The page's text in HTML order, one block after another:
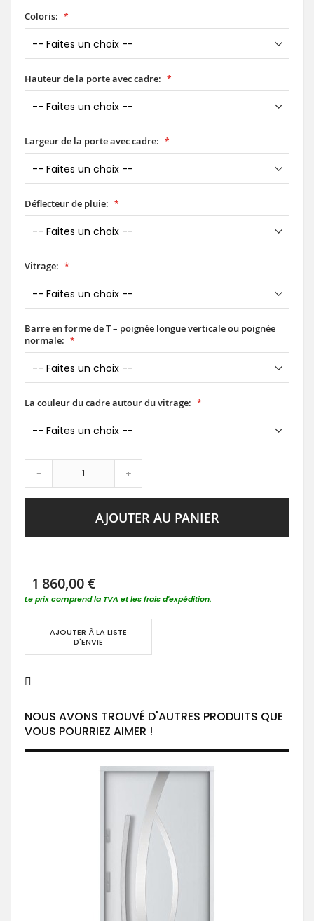
Coloris:
Hauteur de la porte avec cadre:
Largeur de la porte avec cadre:
Déflecteur de pluie:
Vitrage:
Barre en forme de T – poignée longue verticale ou poignée
normale:
La couleur du cadre autour du vitrage:
- +
AJOUTER AU PANIER
1 860,00 €
Le prix comprend la TVA et les frais d'expédition.
AJOUTER À LA LISTE
D'ENVIE
NOUS AVONS TROUVÉ D'AUTRES PRODUITS QUE
VOUS POURRIEZ AIMER !